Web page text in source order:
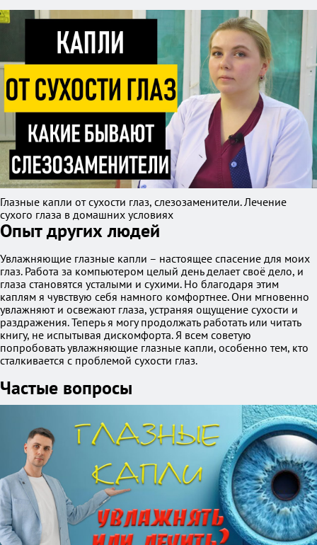
Глазные капли от сухости глаз, слезозаменители. Лечение
сухого глаза в домашних условиях
Опыт других людей
Увлажняющие глазные капли – настоящее спасение для моих
глаз. Работа за компьютером целый день делает своё дело, и
глаза становятся усталыми и сухими. Но благодаря этим
каплям я чувствую себя намного комфортнее. Они мгновенно
увлажняют и освежают глаза, устраняя ощущение сухости и
раздражения. Теперь я могу продолжать работать или читать
книгу, не испытывая дискомфорта. Я всем советую
попробовать увлажняющие глазные капли, особенно тем, кто
сталкивается с проблемой сухости глаз.
Частые вопросы